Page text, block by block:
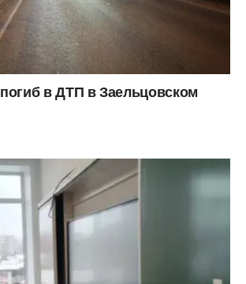
в ДТП в Заельцовском